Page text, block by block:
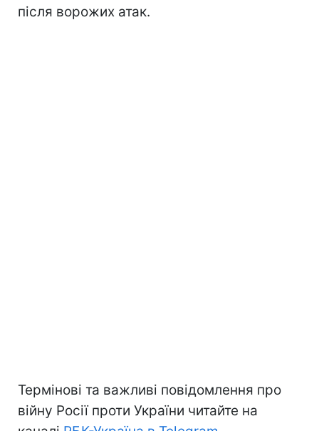
після ворожих атак.
Термінові та важливі повідомлення про
війну Росії проти України читайте на